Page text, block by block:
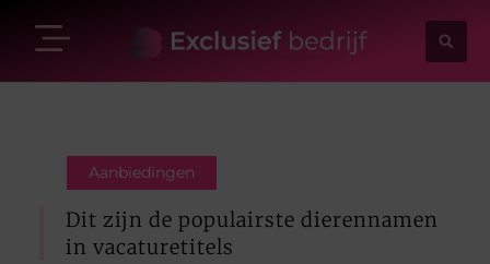
Aanbiedingen
Dit zijn de populairste dierennamen
in vacaturetitels